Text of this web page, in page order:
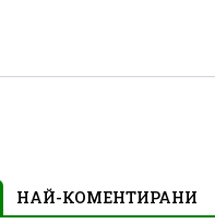
НАЙ-КОМЕНТИРАНИ